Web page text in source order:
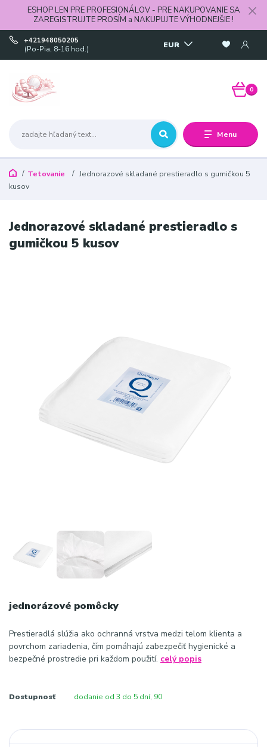
ESHOP LEN PRE PROFESIONÁLOV - PRE NAKUPOVANIE SA
ZAREGISTRUJTE PROSÍM a NAKUPUJTE VÝHODNEJŠIE !
Menu
EUR
+421948050205
(Po-Pia, 8-16 hod.)
0
Tetovanie
Jednorazové skladané prestieradlo s gumičkou 5
kusov
Jednorazové skladané prestieradlo s
gumičkou 5 kusov
jednorázové pomôcky
Prestieradlá slúžia ako ochranná vrstva medzi telom klienta a
povrchom zariadenia, čím pomáhajú zabezpečiť hygienické a
bezpečné prostredie pri každom použití. celý popis
Dostupnosť dodanie od 3 do 5 dní, 90